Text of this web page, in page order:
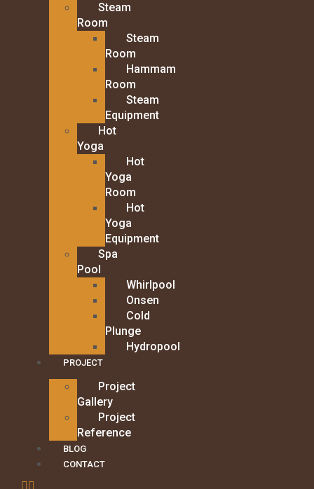
Steam
Room
Steam
Room
Hammam
Room
Steam
Equipment
Hot
Yoga
Hot
Yoga
Room
Hot
Yoga
Equipment
Spa
Pool
Whirlpool
Onsen
Cold
Plunge
Hydropool
PROJECT
Project
Gallery
Project
Reference
BLOG
CONTACT